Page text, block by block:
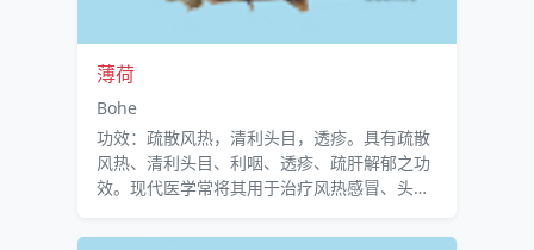
薄荷
Bohe
功效：疏散风热，清利头目，透疹。具有疏散
风热、清利头目、利咽、透疹、疏肝解郁之功
效。现代医学常将其用于治疗风热感冒、头
闷和抗早孕等。另外，薄荷还具有消炎止痛作